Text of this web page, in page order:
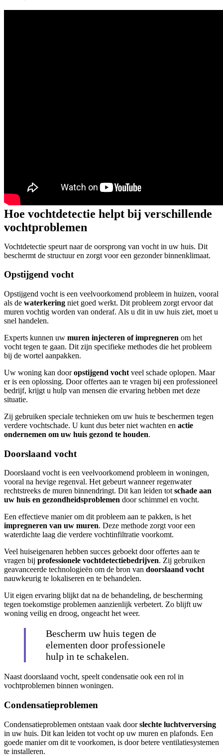
Hoe vochtdetectie helpt bij verschillende
vochtproblemen
Vochtdetectie speurt naar de oorsprong van vocht in uw huis. Dit
beschermt de structuur en zorgt voor een gezonder binnenklimaat.
Opstijgend vocht
Opstijgend vocht is een veelvoorkomend probleem in huizen, vooral
als de waterkering niet goed werkt. Dit probleem zorgt ervoor dat
muren vochtig worden van onderaf. Als u dit in uw huis ziet, moet u
snel handelen.
Experts kunnen uw muren injecteren of impregneren om het
vocht tegen te gaan. Dit zijn specifieke methodes die het probleem
bij de wortel aanpakken.
Uw woning kan dooropstijgend vocht veel schade oplopen. Maar
er is een oplossing. Door offertes aan te vragen bij een professioneel
bedrijf, krijgt u hulp van mensen die ervaring hebben met deze
situatie.
Zij gebruiken speciale technieken om uw huis te beschermen tegen
verdere vochtschade. U kunt dus beter niet wachten en actie
ondernemen om uw huis gezond te houden.
Doorslaand vocht
Doorslaand vocht is een veelvoorkomend probleem in woningen,
vooral na hevige regenval. Het gebeurt wanneer regenwater
rechtstreeks de muren binnendringt. Dit kan leiden totschade aan
uw huis en gezondheidsproblemen door schimmel en vocht.
Een effectieve manier om dit probleem aan te pakken, is het
impregneren van uw muren. Deze methode zorgt voor een
waterdichte laag die verdere vochtinfiltratie voorkomt.
Veel huiseigenaren hebben succes geboekt door offertes aan te
vragen bij professionele vochtdetectiebedrijven. Zij gebruiken
geavanceerde technologieën om de bron van doorslaand vocht
nauwkeurig te lokaliseren en te behandelen.
Uit eigen ervaring blijkt dat na de behandeling, de bescherming
tegen toekomstige problemen aanzienlijk verbetert. Zo blijft uw
woning veilig en droog, ongeacht het weer.
Bescherm uw huis tegen de
elementen door professionele
hulp in te schakelen.
Naast doorslaand vocht, speelt condensatie ook een rol in
vochtproblemen binnen woningen.
Condensatieproblemen
Condensatieproblemen ontstaan vaak doorslechte luchtverversing
in uw huis. Dit kan leiden tot vocht op uw muren en plafonds. Een
goede manier om dit te voorkomen, is door betere ventilatiesystemen
te installeren.